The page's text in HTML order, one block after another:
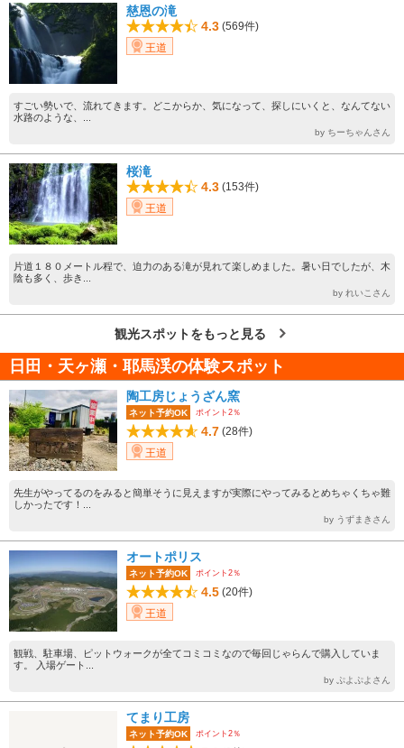
慈恩の滝
4.3 (569件)
王道
すごい勢いで、流れてきます。どこからか、気になって、探しにいくと、なんてない
水路のような、...
by ちーちゃんさん
桜滝
4.3 (153件)
王道
片道１８０メートル程で、迫力のある滝が見れて楽しめました。暑い日でしたが、木
陰も多く、歩き...
by れいこさん
観光スポットをもっと見る
日田・天ヶ瀬・耶馬渓の体験スポット
陶工房じょうざん窯
ネット予約OK ポイント2％
4.7 (28件)
王道
先生がやってるのをみると簡単そうに見えますが実際にやってみるとめちゃくちゃ難
しかったです！...
by うずまきさん
オートポリス
ネット予約OK ポイント2％
4.5 (20件)
王道
観戦、駐車場、ピットウォークが全てコミコミなので毎回じゃらんで購入していま
す。 入場ゲート...
by ぷよぷよさん
てまり工房
ネット予約OK ポイント2％